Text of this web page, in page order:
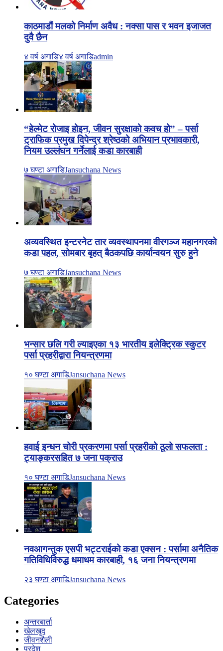
काठमाडौं मलको निर्माण अवैध : नक्सा पास र भवन इजाजत
दुवै छैन
४ वर्ष अगाडि४ वर्ष अगाडिadmin
“हेल्मेट रोजाइ होइन, जीवन सुरक्षाको कवच हो” – पर्सा
ट्राफिक प्रमुख दिपेन्द्र श्रेष्ठको अभियान प्रभावकारी,
नियम उल्लंघन गर्नेलाई कडा कारबाही
७ घण्टा अगाडिJansuchana News
अव्यवस्थित इन्टरनेट तार व्यवस्थापनमा वीरगञ्ज महानगरको
कडा पहल, सोमबार बृहत् बैठकपछि कार्यान्वयन सुरु हुने
७ घण्टा अगाडिJansuchana News
भन्सार छलि गरी ल्याइएका १३ भारतीय इलेक्ट्रिक स्कुटर
पर्सा प्रहरीद्वारा नियन्त्रणमा
१० घण्टा अगाडिJansuchana News
हवाई इन्धन चोरी प्रकरणमा पर्सा प्रहरीको ठूलो सफलता :
ट्याङ्करसहित ७ जना पक्राउ
१० घण्टा अगाडिJansuchana News
नवआगन्तुक एसपी भट्टराईको कडा एक्सन : पर्सामा अनैतिक
गतिविधिविरुद्ध धमाधम कारबाही, १६ जना नियन्त्रणमा
२३ घण्टा अगाडिJansuchana News
Categories
अन्तरबार्ता
खेलखुद
जीवनशैली
प्रदेश